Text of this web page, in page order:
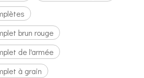
brun rouge
de l'armée
à grain